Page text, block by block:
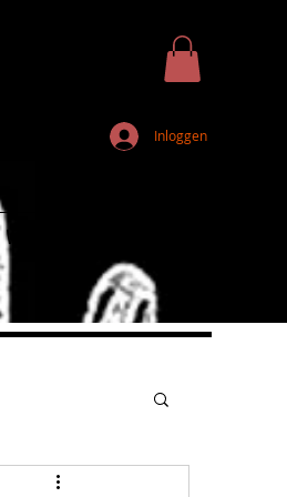
Inloggen
Webshop
Onderwijs